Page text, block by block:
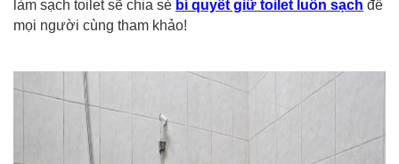
làm sạch toilet sẽ chia sẻ bí quyết giữ toilet luôn sạch để
mọi người cùng tham khảo!